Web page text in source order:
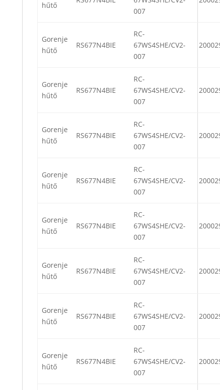
hűtő
007
Gorenje
hűtő
RS677N4BIE
RC-
67WS4SHE/CV2-
007
Gorenje
hűtő
RS677N4BIE
RC-
67WS4SHE/CV2-
007
Gorenje
hűtő
RS677N4BIE
RC-
67WS4SHE/CV2-
007
Gorenje
hűtő
RS677N4BIE
RC-
67WS4SHE/CV2-
007
Gorenje
hűtő
RS677N4BIE
RC-
67WS4SHE/CV2-
007
Gorenje
hűtő
RS677N4BIE
RC-
67WS4SHE/CV2-
007
Gorenje
hűtő
RS677N4BIE
RC-
67WS4SHE/CV2-
007
Gorenje
hűtő
RS677N4BIE
RC-
67WS4SHE/CV2-
007